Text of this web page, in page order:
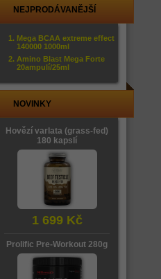
NEJPRODÁVANĚJŠÍ
Mega BCAA extreme effect
140000 1000ml
Amino Blast Mega Forte
20ampulí/25ml
NOVINKY
Hovězí varlata (grass-fed)
180 kapslí
1 699 Kč
Prolific Pre-Workout 280g